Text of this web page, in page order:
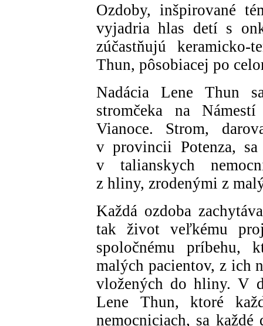
Ozdoby, inšpirované
vyjadria hlas detí s
zúčastňujú keramicko-
Thun, pôsobiacej po
Nadácia Lene Thun
stromčeka na
Vianoce. Strom,
v provincii Potenza,
v talianskych
z hliny, zrodenými z
Každá ozdoba
tak život veľkému
spoločnému príbehu,
malých pacientov, z ich
vložených do hliny. V
Lene Thun, ktoré
nemocniciach, sa